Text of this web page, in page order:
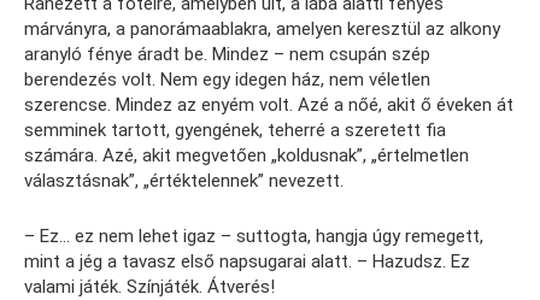
márványra, a panorámaablakra, amelyen keresztül az alkony
aranyló fénye áradt be. Mindez – nem csupán szép
berendezés volt. Nem egy idegen ház, nem véletlen
szerencse. Mindez az enyém volt. Azé a nőé, akit ő éveken át
semminek tartott, gyengének, teherré a szeretett fia
számára. Azé, akit megvetően „koldusnak”, „értelmetlen
választásnak”, „értéktelennek” nevezett.
– Ez… ez nem lehet igaz – suttogta, hangja úgy remegett,
mint a jég a tavasz első napsugarai alatt. – Hazudsz. Ez
valami játék. Színjáték. Átverés!